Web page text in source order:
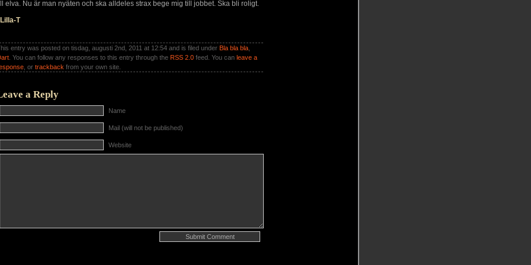
elva. Nu är man nyäten och ska alldeles strax bege mig till jobbet. Ska bli roligt.
T
entry was posted on tisdag, augusti 2nd, 2011 at 12:54 and is filed under Bla bla bla
. You can follow any responses to this entry through the RSS 2.0 feed. You can leave a
, or trackback from your own site.
a Reply
Name
Mail (will not be published)
Website